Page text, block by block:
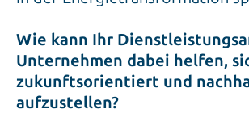
Wie kann Ihr
Unternehmen dabei helfen,
zukunftsorientiert und
aufzustellen?